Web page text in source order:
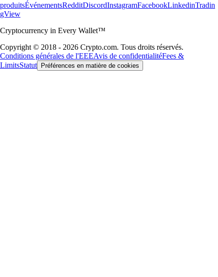
produitsÉvénementsRedditDiscordInstagramFacebookLinkedinTradin
gView
Cryptocurrency in Every Wallet™
Copyright © 2018 - 2026 Crypto.com. Tous droits réservés.
Conditions générales de l'EEEAvis de confidentialitéFees &
LimitsStatut Préférences en matière de cookies